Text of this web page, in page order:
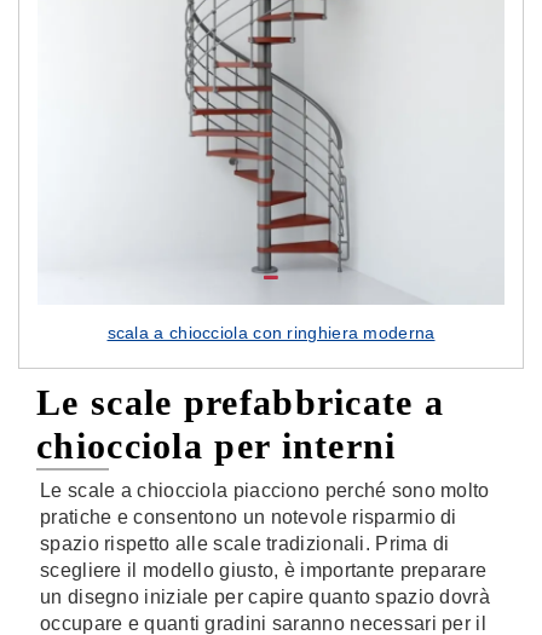
scala a chiocciola con ringhiera moderna
Le scale prefabbricate a
chiocciola per interni
Le scale a chiocciola piacciono perché sono molto
pratiche e consentono un notevole risparmio di
spazio rispetto alle scale tradizionali. Prima di
scegliere il modello giusto, è importante preparare
un disegno iniziale per capire quanto spazio dovrà
occupare e quanti gradini saranno necessari per il